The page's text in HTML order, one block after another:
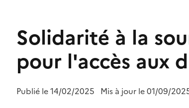
Solidarité à la
pour l'accès aux
Publié le14/02/2025 Mis à jour le 01/09/